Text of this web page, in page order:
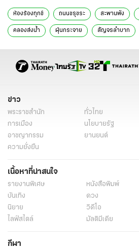
ห้องร้องทุกข์ ถนนขรุขระ สะพานพัง
คลองส่งน้ำ ฝุ่นกระจาย สัญจรลำบาก
ข่าว
พระราชสำนัก ทั่วไทย
การเมือง
นโยบายรัฐ
อาชญากรรม
ยานยนต์
ความยั่งยืน
เนื้อหาที่น่าสนใจ
รายงานพิเศษ หนังสือพิมพ์
บันเทิง
ดวง
นิยาย
วิดีโอ
ไลฟ์สไตล์
มัลติมีเดีย
กีฬา